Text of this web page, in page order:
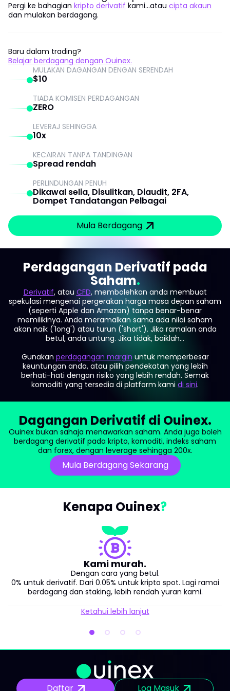
Pergi ke bahagian kripto derivatif kami...atau cipta akaun
dan mulakan berdagang.
Baru dalam trading?
Belajar berdagang dengan Ouinex.
MULAKAN DAGANGAN DENGAN SERENDAH
$10
TIADA KOMISEN PERDAGANGAN
ZERO
LEVERAJ SEHINGGA
10x
KECAIRAN TANPA TANDINGAN
Spread rendah
PERLINDUNGAN PENUH
Dikawal selia, Disulitkan, Diaudit, 2FA,
Dompet Tandatangan Pelbagai
Mula Berdagang
Perdagangan Derivatif pada
Saham
Derivatif, atau CFD, membolehkan anda membuat
spekulasi mengenai pergerakan harga masa depan saham
(seperti Apple dan Amazon) tanpa benar-benar
memilikinya. Anda meramalkan sama ada nilai saham
akan naik ('long') atau turun ('short'). Jika ramalan anda
betul, anda untung. Jika tidak, baiklah...
Gunakan perdagangan margin untuk memperbesar
keuntungan anda, atau pilih pendekatan yang lebih
berhati-hati dengan risiko yang lebih rendah. Semak
komoditi yang tersedia di platform kami di sini.
Dagangan Derivatif di Ouinex.
Ouinex bukan sahaja menawarkan saham. Anda juga boleh
berdagang derivatif pada kripto, komoditi, indeks saham
dan forex, dengan leverage sehingga 200x.
Mula Berdagang Sekarang
Kenapa Ouinex
Kami murah.
Dengan cara yang betul.
0% untuk derivatif. Dari 0.05% untuk kripto spot. Lagi ramai
berdagang dan staking, lebih rendah yuran kami.
Ketahui lebih lanjut
Daftar Log Masuk